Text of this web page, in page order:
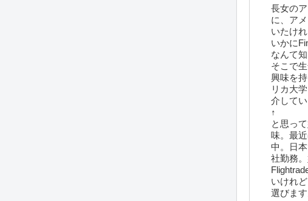
長女の
に、ア
いたけ
いかに
なんて
そこで
興味を
リカ大
介して
↑
と思っ
味。最
中。日
社勤務
いけれ
選びます